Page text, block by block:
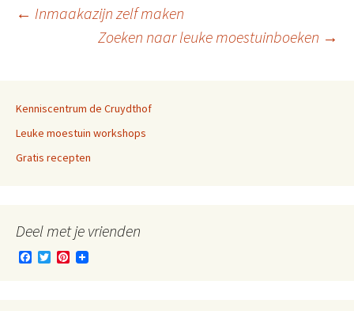
o
k
r
e
s
Berichtnavigatie
← Inmaakazijn zelf maken
Zoeken naar leuke moestuinboeken →
Kenniscentrum de Cruydthof
Leuke moestuin workshops
Gratis recepten
Deel met je vrienden
T
P